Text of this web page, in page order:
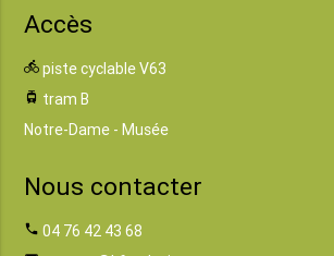
Accès
directions_bike piste cyclable V63
tram tram B
Notre-Dame - Musée
Nous contacter
phone 04 76 42 43 68